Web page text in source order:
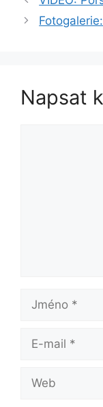
Napsat
Jméno
Web